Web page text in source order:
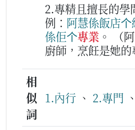
2.專精且擅長的學
例： 阿慧係飯店个
係佢个專業 。
（
廚師，烹飪是她的
相
似
詞
1.內行 、 2.專門 、